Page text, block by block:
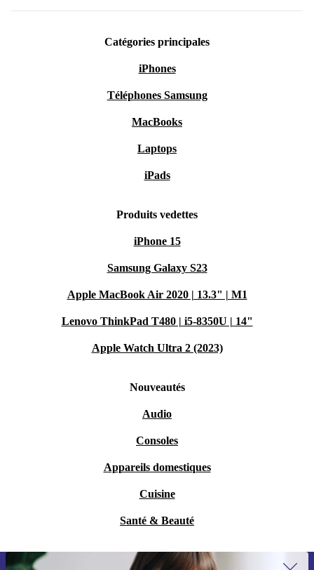
Catégories principales
iPhones
Téléphones Samsung
MacBooks
Laptops
iPads
Produits vedettes
iPhone 15
Samsung Galaxy S23
Apple MacBook Air 2020 | 13.3" | M1
Lenovo ThinkPad T480 | i5-8350U | 14"
Apple Watch Ultra 2 (2023)
Nouveautés
Audio
Consoles
Appareils domestiques
Cuisine
Santé & Beauté